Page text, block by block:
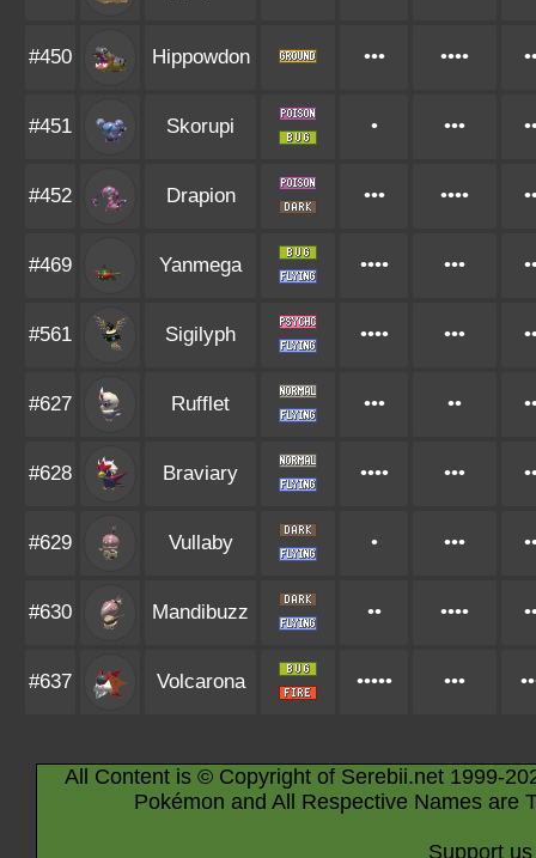
#450 Hippowdon ••• ••••
#451 Skorupi • •••
#452 Drapion ••• ••••
#469 Yanmega •••• •••
#561 Sigilyph •••• •••
#627 Rufflet ••• ••
#628 Braviary •••• •••
#629 Vullaby • •••
#630 Mandibuzz •• ••••
#637 Volcarona ••••• •••
All Content is © Copyright of Serebii.net 1999-
Pokémon and All Respective Names are
Support